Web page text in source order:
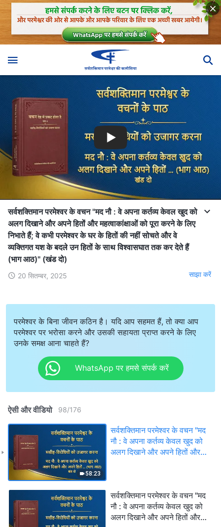
सर्वशक्तिमान परमेश्वर के वचन "मद नौ : वे अपना कर्तव्य केवल खुद को
अलग दिखाने और अपने हितों और महत्वाकांक्षाओं को पूरा करने के लिए
निभाते हैं; वे कभी परमेश्वर के घर के हितों की नहीं सोचते और वे
व्यक्तिगत यश के बदले उन हितों के साथ विश्वासघात तक कर देते हैं
(भाग आठ)" (खंड दो)
20 सितम्बर, 2025 साझा करें
परमेश्वर के बिना जीवन कठिन है। यदि आप सहमत हैं, तो क्या आप
परमेश्वर पर भरोसा करने और उसकी सहायता प्राप्त करने के लिए
उनके समक्ष आना चाहते हैं?
WhatsApp पर हमसे संपर्क करें
ऐसी और वीडियो 98/176
58:23
सर्वशक्तिमान परमेश्वर के वचन "मद
नौ : वे अपना कर्तव्य केवल खुद को
अलग दिखाने और अपने हितों और
यश के बदले उन हितों के साथ
विश्वासघात तक कर देते हैं (भाग
आठ)" (खंड दो)
सर्वशक्तिमान परमेश्वर के वचन "मद
नौ : वे अपना कर्तव्य केवल खुद को
अलग दिखाने और अपने हितों और